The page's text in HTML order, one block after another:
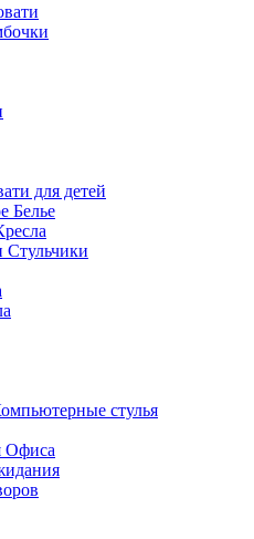
для детей
Белье
Стульчики
стулья
Офиса